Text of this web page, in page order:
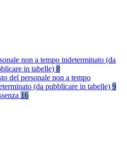
non a tempo indeterminato (da
in tabelle) 8
del personale non a tempo
(da pubblicare in tabelle) 9
16